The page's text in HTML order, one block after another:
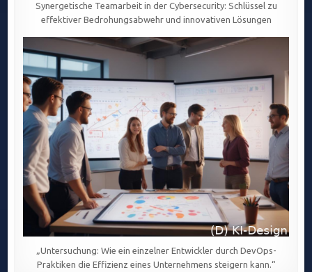
Synergetische Teamarbeit in der Cybersecurity: Schlüssel zu
effektiver Bedrohungsabwehr und innovativen Lösungen
„Untersuchung: Wie ein einzelner Entwickler durch DevOps-
Praktiken die Effizienz eines Unternehmens steigern kann.“